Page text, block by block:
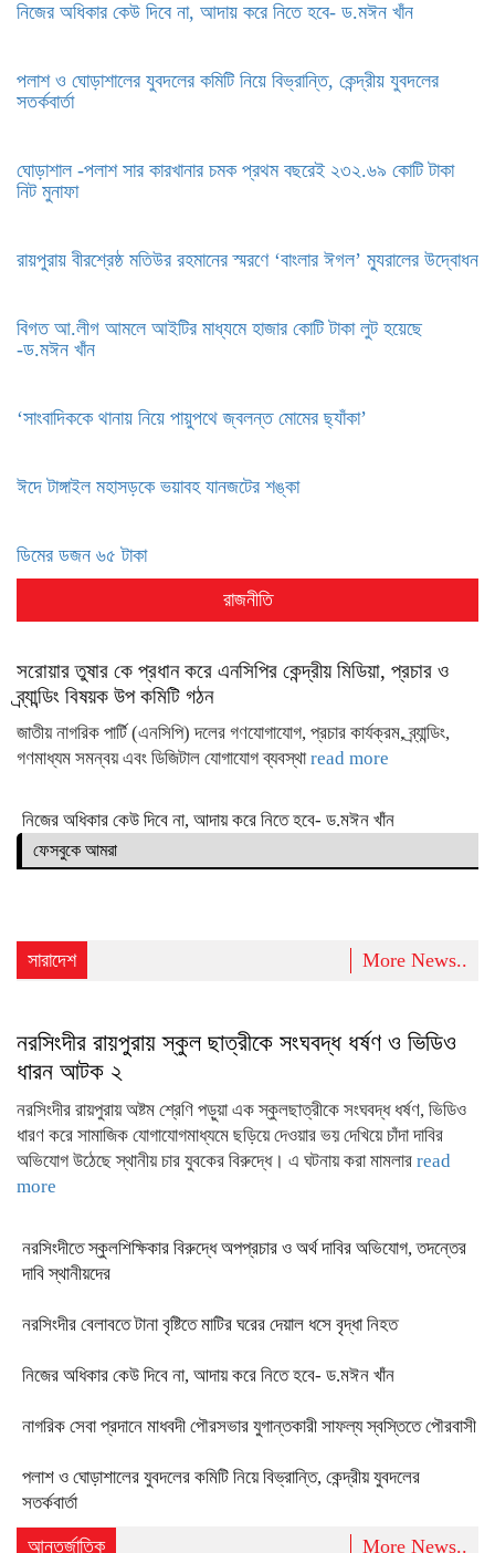
নিজের অধিকার কেউ দিবে না, আদায় করে নিতে হবে- ড.মঈন খাঁন
পলাশ ও ঘোড়াশালের যুবদলের কমিটি নিয়ে বিভ্রান্তি, কেন্দ্রীয় যুবদলের
সতর্কবার্তা
ঘোড়াশাল -পলাশ সার কারখানার চমক প্রথম বছরেই ২৩২.৬৯ কোটি টাকা
নিট মুনাফা
রায়পুরায় বীরশ্রেষ্ঠ মতিউর রহমানের স্মরণে ‘বাংলার ঈগল’ ম্যুরালের উদ্বোধন
বিগত আ.লীগ আমলে আইটির মাধ্যমে হাজার কোটি টাকা লুট হয়েছে
-ড.মঈন খাঁন
‘সাংবাদিককে থানায় নিয়ে পায়ুপথে জ্বলন্ত মোমের ছ্যাঁকা’
ঈদে টাঙ্গাইল মহাসড়কে ভয়াবহ যানজটের শঙ্কা
ডিমের ডজন ৬৫ টাকা
রাজনীতি
সরোয়ার তুষার কে প্রধান করে এনসিপির কেন্দ্রীয় মিডিয়া, প্রচার ও
ব্র্যান্ডিং বিষয়ক উপ কমিটি গঠন
জাতীয় নাগরিক পার্টি (এনসিপি) দলের গণযোগাযোগ, প্রচার কার্যক্রম, ব্র্যান্ডিং,
গণমাধ্যম সমন্বয় এবং ডিজিটাল যোগাযোগ ব্যবস্থাread more
নিজের অধিকার কেউ দিবে না, আদায় করে নিতে হবে- ড.মঈন খাঁন
ফেসবুকে আমরা
সারাদেশ More News..
নরসিংদীর রায়পুরায় স্কুল ছাত্রীকে সংঘবদ্ধ ধর্ষণ ও ভিডিও
ধারন আটক ২
নরসিংদীর রায়পুরায় অষ্টম শ্রেণি পড়ুয়া এক স্কুলছাত্রীকে সংঘবদ্ধ ধর্ষণ, ভিডিও
ধারণ করে সামাজিক যোগাযোগমাধ্যমে ছড়িয়ে দেওয়ার ভয় দেখিয়ে চাঁদা দাবির
অভিযোগ উঠেছে স্থানীয় চার যুবকের বিরুদ্ধে। এ ঘটনায় করা মামলার read
more
নরসিংদীতে স্কুলশিক্ষিকার বিরুদ্ধে অপপ্রচার ও অর্থ দাবির অভিযোগ, তদন্তের
দাবি স্থানীয়দের
নরসিংদীর বেলাবতে টানা বৃষ্টিতে মাটির ঘরের দেয়াল ধসে বৃদ্ধা নিহত
নিজের অধিকার কেউ দিবে না, আদায় করে নিতে হবে- ড.মঈন খাঁন
নাগরিক সেবা প্রদানে মাধবদী পৌরসভার যুগান্তকারী সাফল্য স্বস্তিতে পৌরবাসী
পলাশ ও ঘোড়াশালের যুবদলের কমিটি নিয়ে বিভ্রান্তি, কেন্দ্রীয় যুবদলের
সতর্কবার্তা
আন্তর্জাতিক More News..